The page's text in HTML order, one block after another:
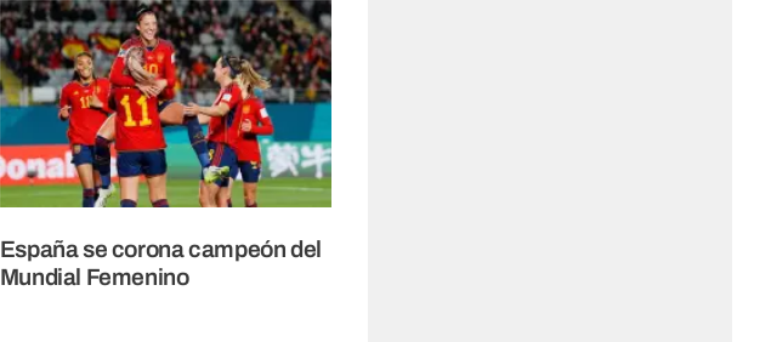
España se corona campeón del
Mundial Femenino